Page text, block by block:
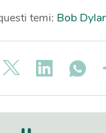
temi: Bob